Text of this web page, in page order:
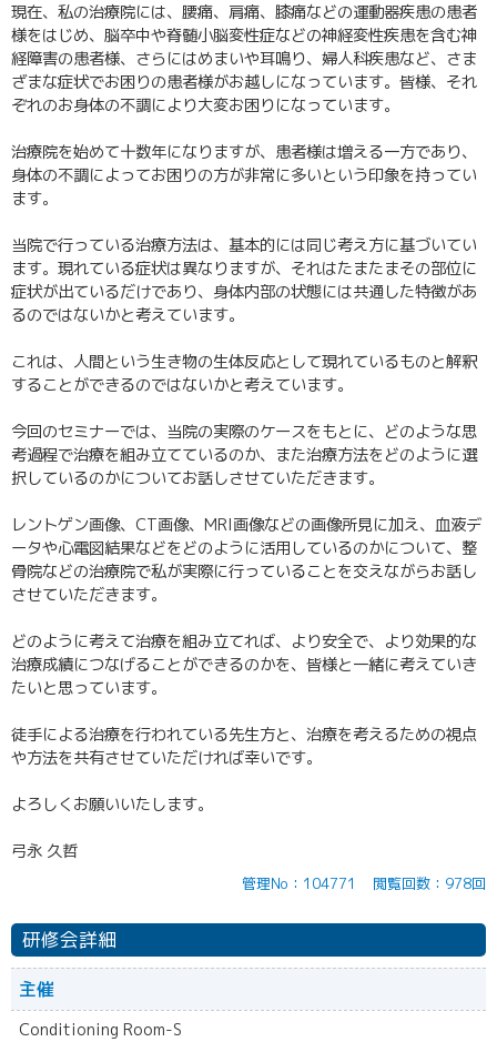
現在、私の治療院には、腰痛、肩痛、膝痛などの運動器疾患の患者
様をはじめ、脳卒中や脊髄小脳変性症などの神経変性疾患を含む神
経障害の患者様、さらにはめまいや耳鳴り、婦人科疾患など、さま
ざまな症状でお困りの患者様がお越しになっています。皆様、それ
ぞれのお身体の不調により大変お困りになっています。
治療院を始めて十数年になりますが、患者様は増える一方であり、
身体の不調によってお困りの方が非常に多いという印象を持ってい
ます。
当院で行っている治療方法は、基本的には同じ考え方に基づいてい
ます。現れている症状は異なりますが、それはたまたまその部位に
症状が出ているだけであり、身体内部の状態には共通した特徴があ
るのではないかと考えています。
これは、人間という生き物の生体反応として現れているものと解釈
することができるのではないかと考えています。
今回のセミナーでは、当院の実際のケースをもとに、どのような思
考過程で治療を組み立てているのか、また治療方法をどのように選
択しているのかについてお話しさせていただきます。
レントゲン画像、CT画像、MRI画像などの画像所見に加え、血液デ
ータや心電図結果などをどのように活用しているのかについて、整
骨院などの治療院で私が実際に行っていることを交えながらお話し
させていただきます。
どのように考えて治療を組み立てれば、より安全で、より効果的な
治療成績につなげることができるのかを、皆様と一緒に考えていき
たいと思っています。
徒手による治療を行われている先生方と、治療を考えるための視点
や方法を共有させていただければ幸いです。
よろしくお願いいたします。
弓永 久哲
管理No：104771 閲覧回数：978回
研修会詳細
主催
Conditioning Room-S